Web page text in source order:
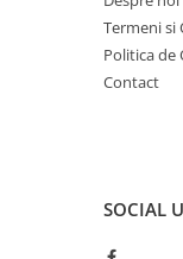
Balsam de rufe
Detergenti de vase
Pentru masini de
Pachet curățenie
Termeni si
Politica
Contact
SOCIAL